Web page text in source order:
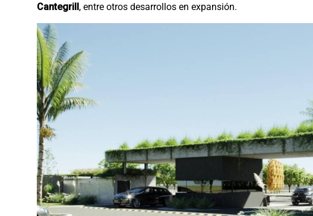
Cantegrill, entre otros desarrollos en expansión.